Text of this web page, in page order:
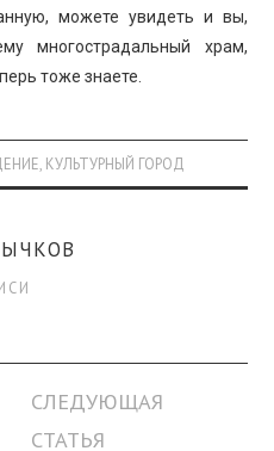
можете увидеть и вы,
многострадальный храм,
тоже знаете.
КУЛЬТУРНЫЙ ГОРОД
СЛЕДУЮЩАЯ
СТАТЬЯ